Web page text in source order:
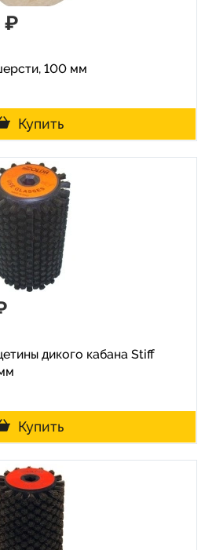
₽
100 мм
Купить
дикого кабана Stiff
Купить